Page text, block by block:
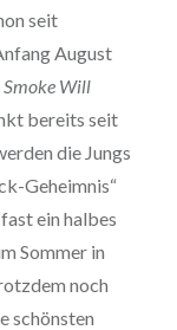
seit
August
Smoke Will
bereits seit
die Jungs
Geheimnis“
ein halbes
Sommer in
noch
schönsten